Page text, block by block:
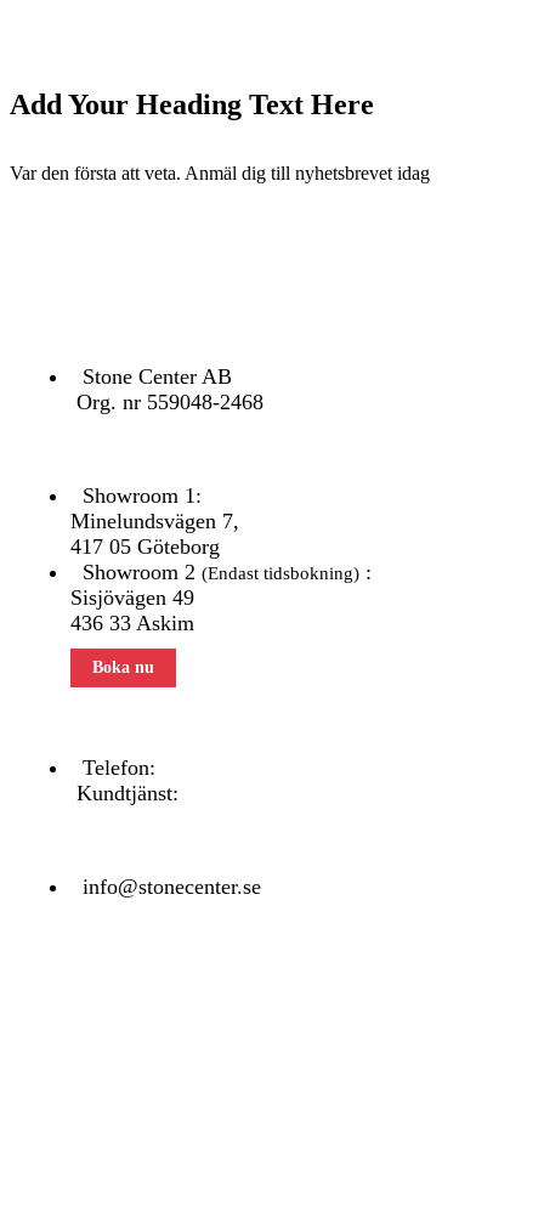
Add Your Heading Text Here
Var den första att veta. Anmäl dig till nyhetsbrevet idag
Stone Center AB
Org. nr 559048-2468
Showroom 1:
Minelundsvägen 7,
417 05 Göteborg
Showroom 2 (Endast tidsbokning) :
Sisjövägen 49
436 33 Askim
Boka nu
Telefon:
Kundtjänst:
info@stonecenter.se